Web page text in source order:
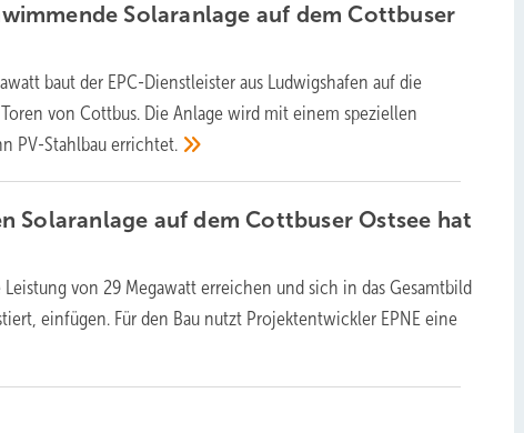
Solaranlage auf dem Cottbuser
baut der EPC-Dienstleister aus Ludwigshafen auf die
von Cottbus. Die Anlage wird mit einem speziellen
PV-Stahlbauerrichtet.
Solaranlage auf dem Cottbuser Ostsee hat
von 29 Megawatt erreichen und sich in das Gesamtbild
einfügen. Für den Bau nutzt Projektentwickler EPNE eine